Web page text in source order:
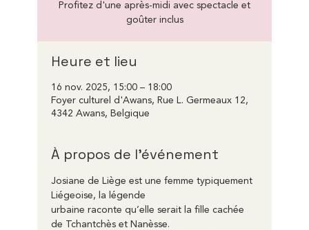
Profitez d'une après-midi avec spectacle et
goûter inclus
Heure et lieu
16 nov. 2025, 15:00 – 18:00
Foyer culturel d'Awans, Rue L. Germeaux 12,
4342 Awans, Belgique
À propos de l'événement
Josiane de Liège est une femme typiquement
Liégeoise, la légende
urbaine raconte qu’elle serait la fille cachée
de Tchantchès et Nanèsse.